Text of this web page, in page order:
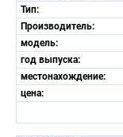
Тип:
Производитель:
модель:
год выпуска:
местонахождение:
цена: